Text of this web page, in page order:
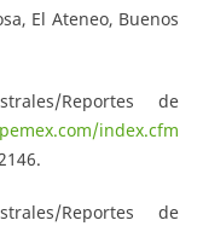
El Ateneo, Buenos
Reportes de
index.cfm
Reportes de